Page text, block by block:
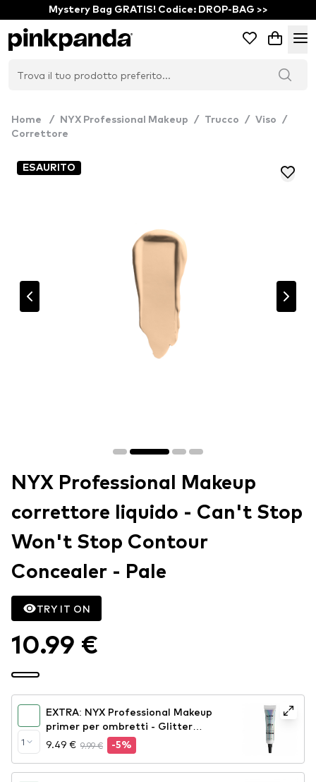
Mystery Bag GRATIS! Codice: DROP-BAG >>
Home / NYX Professional Makeup / Trucco / Viso
/
Correttore
ESAURITO
NYX Professional Makeup
correttore liquido - Can't Stop
Won't Stop Contour
Concealer - Pale
TRY IT ON
10.99 €
1
EXTRA: NYX Professional Makeup
primer per ombretti - Glitter
Primer (GLIP01)
9.49 € 9.99 € -5%